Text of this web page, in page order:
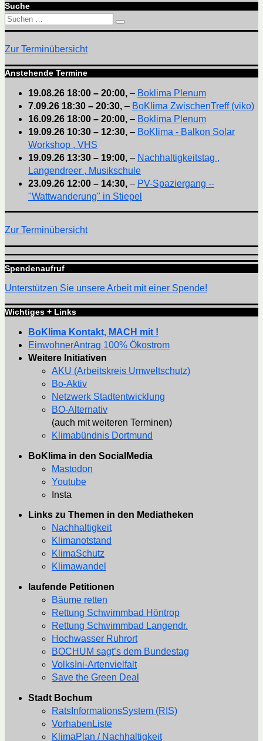
Suche
Suchen
nach:
Suchen
Zur Terminübersicht
Anstehende Termine
19.08.26 18:00 – 20:00, – Boklima Plenum
7.09.26 18:30 – 20:30, – BoKlima ZwischenTreff (viko)
16.09.26 18:00 – 20:00, – Boklima Plenum
19.09.26 10:30 – 12:30, – BoKlima - Balkon Solar
Workshop , VHS
19.09.26 13:30 – 19:00, – Nachhaltigkeitstag ,
Langendreer , Musikschule
23.09.26 12:00 – 14:30, – PV-Spaziergang --
"Wattwanderung" in Stiepel
Zur Terminübersicht
Spendenaufruf
Unterstützen Sie unsere Arbeit mit einer Spende!
Wichtiges + Links
BoKlima Kontakt, MACH mit !
EinwohnerAntrag 100% Ökostrom
Weitere Initiativen
AKU (Arbeitskreis Umweltschutz)
Bo-Aktiv
Netzwerk Stadtentwicklung
BO-Alternativ
(auch mit weiteren Terminen)
Klimabündnis Dortmund
BoKlima in den SocialMedia
Mastodon
Youtube
Insta
Links zu Themen in den Mediatheken
Nachhaltigkeit
Klimanotstand
KlimaSchutz
Klimawandel
laufende Petitionen
Bäume retten
Rettung Schwimmbad Höntrop
Rettung Schwimmbad Langendr.
Hochwasser Ruhrort
BOCHUM sagt’s dem Bundestag
VolksIni-Artenvielfalt
Save the Green Deal
Stadt Bochum
RatsInformationsSystem (RIS)
VorhabenListe
KlimaPlan / Nachhaltigkeit